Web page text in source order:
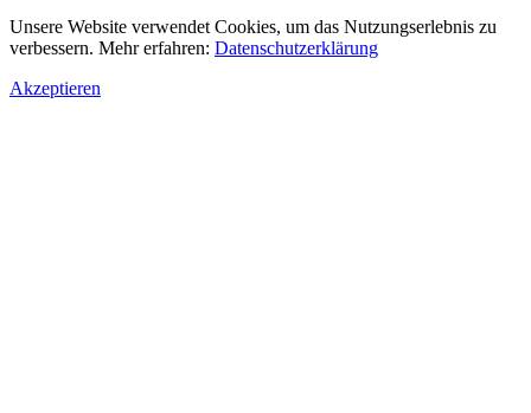
Unsere Website verwendet Cookies, um das Nutzungserlebnis zu
verbessern. Mehr erfahren: Datenschutzerklärung
Akzeptieren